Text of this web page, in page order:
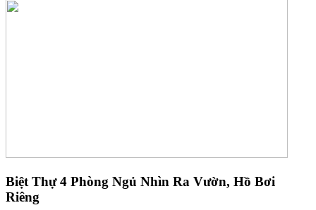
Biệt Thự 4 Phòng Ngủ Nhìn Ra Vườn, Hồ Bơi
Riêng